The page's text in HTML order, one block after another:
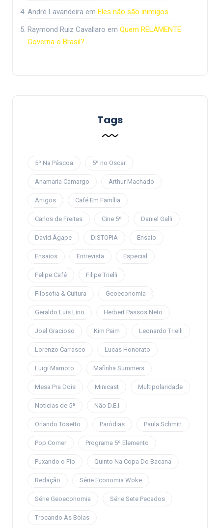
André Lavandeira em Eles não são inimigos
Raymond Ruiz Cavallaro em Quem RELAMENTE
Governa o Brasil?
Tags
5º Na Páscoa 5º no Oscar
Anamaria Camargo Arthur Machado
Artigos Café Em Família
Carlos de Freitas Cine 5º Daniel Galli
David Ágape DISTOPIA Ensaio
Ensaios Entrevista Especial
Felipe Café Filipe Trielli
Filosofia & Cultura Geoeconomia
Geraldo Luís Lino Herbert Passos Neto
Joel Gracioso Kim Paim Leonardo Trielli
Lorenzo Carrasco Lucas Honorato
Luigi Marnoto Mafinha Summers
Mesa Pra Dois Minicast Multipolaridade
Notícias de 5ª Não D.E.I
Orlando Tosetto Paródias Paula Schmitt
Pop Corner Programa 5º Elemento
Puxando o Fio Quinto Na Copa Do Bacana
Redação Série Economia Woke
Série Geoeconomia Série Sete Pecados
Trocando As Bolas